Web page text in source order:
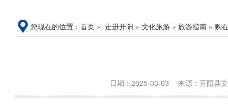
您现在的位置： 首页 » 走进开阳 » 文化旅游 » 旅游指南 » 购
日期：2025-03-03 来源：开阳